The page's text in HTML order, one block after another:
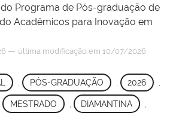
Programa de Pós-graduação de
Acadêmicos para Inovação em
— última modificação em 10/07/2026
PÓS-GRADUAÇÃO 2026
MESTRADO DIAMANTINA